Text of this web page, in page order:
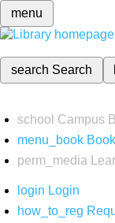
menu
search Search
school Campus
menu_book
perm_media
login Login
how_to_reg